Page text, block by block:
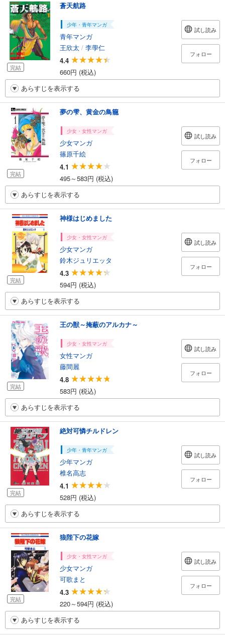
完結
蒼天航路
少年・青年マンガ
青年マンガ
王欣太 / 李學仁
4.4
660円 (税込)
試し読み
フォロー
あらすじを表示する
完結
夢の雫、黄金の鳥籠
少女・女性マンガ
少女マンガ
篠原千絵
4.1
495～583円 (税込)
試し読み
フォロー
あらすじを表示する
完結
神様はじめました
少女・女性マンガ
少女マンガ
鈴木ジュリエッタ
4.3
594円 (税込)
試し読み
フォロー
あらすじを表示する
完結
王の獣～掩蔽のアルカナ～
少女・女性マンガ
女性マンガ
藤間麗
4.8
583円 (税込)
試し読み
フォロー
あらすじを表示する
完結
絶対可憐チルドレン
少年・青年マンガ
少年マンガ
椎名高志
4.1
528円 (税込)
試し読み
フォロー
あらすじを表示する
完結
狼陛下の花嫁
少女・女性マンガ
少女マンガ
可歌まと
4.3
220～594円 (税込)
試し読み
フォロー
あらすじを表示する